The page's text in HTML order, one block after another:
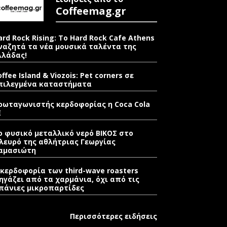
Coffeemag.gr
Rock Rising: Το Hard Rock Cafe Athens
τα νέα μουσικά ταλέντα της
Island & Viozois: Pet corners σε
καταστήματα
κερδοφορίας η Coca Cola
φυσικό μεταλλικό νερό ΒΙΚΟΣ στο
της αθλήτριας Γεωργίας
των third-wave roasters
από τα χαρμάνια, όχι από τις
μικροπαρτίδες
Περισσότερες ειδήσεις